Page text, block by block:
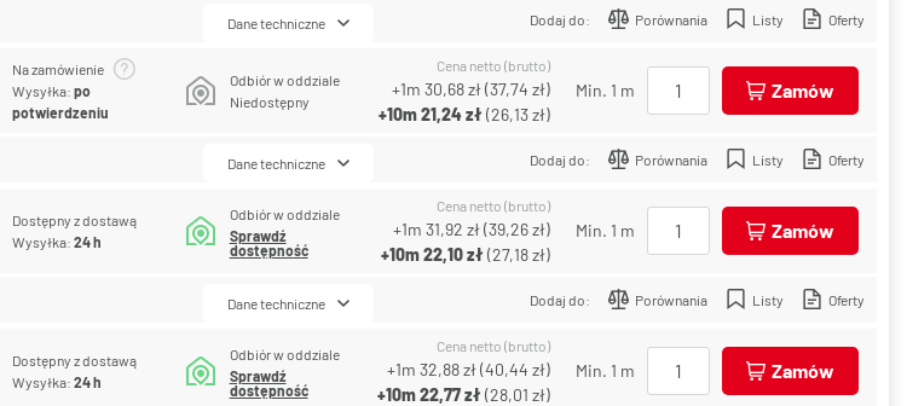
Dodaj do: Porównania Listy Oferty
Dane techniczne
Na zamówienie
Wysyłka:po
potwierdzeniu
Odbiór w oddziale
Niedostępny
Cena netto (brutto)
+1m 30,68 zł(37,74 zł)
+10m21,24 zł(26,13 zł)
Min. 1 m Zamów
Dodaj do: Porównania Listy Oferty
Dane techniczne
Dostępny z dostawą
Wysyłka:24 h
Odbiór w oddziale
Sprawdź
dostępność
Cena netto (brutto)
+1m 31,92 zł(39,26 zł)
+10m22,10 zł(27,18 zł)
Min. 1 m Zamów
Dodaj do: Porównania Listy Oferty
Dane techniczne
Dostępny z dostawą
Wysyłka:24 h
Odbiór w oddziale
Sprawdź
dostępność
Cena netto (brutto)
+1m 32,88 zł(40,44 zł)
+10m22,77 zł(28,01 zł)
Min. 1 m Zamów